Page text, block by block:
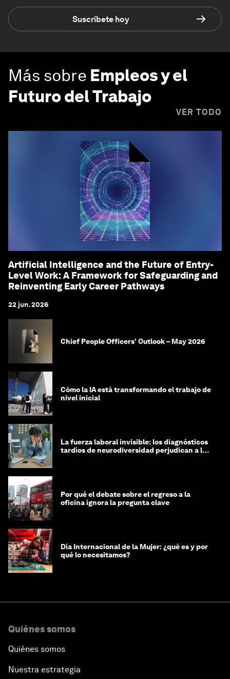
Suscríbete hoy
Más sobre Empleos y el
Futuro del Trabajo
VER TODO
Artificial Intelligence and the Future of Entry-
Level Work: A Framework for Safeguarding and
Reinventing Early Career Pathways
22 jun. 2026
Chief People Officers’ Outlook – May 2026
Cómo la IA está transformando el trabajo de
nivel inicial
La fuerza laboral invisible: los diagnósticos
tardíos de neurodiversidad perjudican a las
Por qué el debate sobre el regreso a la
oficina ignora la pregunta clave
Día Internacional de la Mujer: ¿qué es y por
qué lo necesitamos?
Quiénes somos
Quiénes somos
Nuestra estrategia